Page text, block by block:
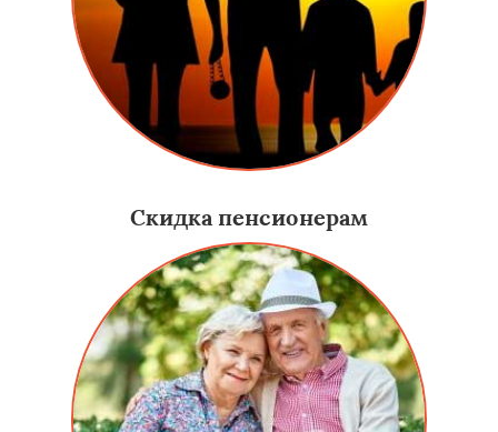
Скидка пенсионерам